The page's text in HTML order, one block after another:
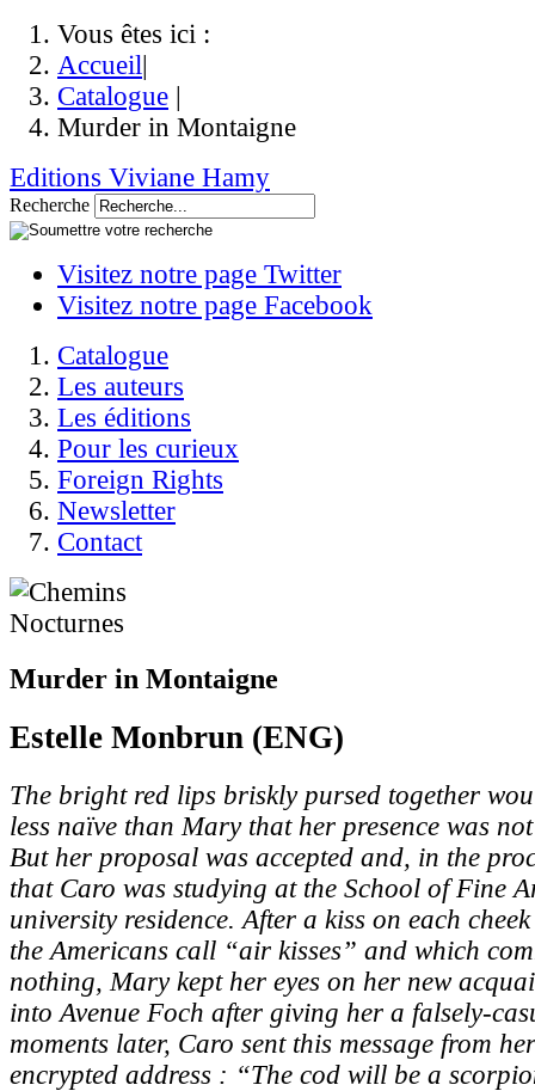
Vous êtes ici :
Accueil|
Catalogue |
Murder in Montaigne
Editions Viviane Hamy
Recherche
Visitez notre page Twitter
Visitez notre page Facebook
Catalogue
Les auteurs
Les éditions
Pour les curieux
Foreign Rights
Newsletter
Contact
Murder in Montaigne
Estelle Monbrun (ENG)
The bright red lips briskly pursed together
less naïve than Mary that her presence was
But her proposal was accepted and, in the
that Caro was studying at the School of Fine
university residence. After a kiss on each
the Americans call “air kisses” and which
nothing, Mary kept her eyes on her new
into Avenue Foch after giving her a falsely-
moments later, Caro sent this message from
encrypted address : “The cod will be a